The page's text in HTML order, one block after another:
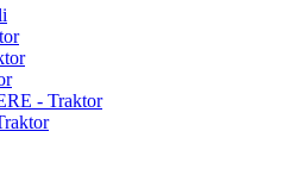
- Traktor